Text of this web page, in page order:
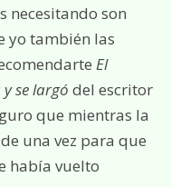
necesitando son
yo también las
El
se largó del escritor
que mientras la
una vez para que
había vuelto